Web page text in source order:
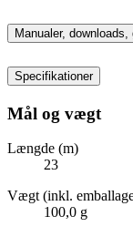
Manualer,
Specifikationer
Mål og vægt
Længde (m)
23
Vægt (inkl.
100,0 g